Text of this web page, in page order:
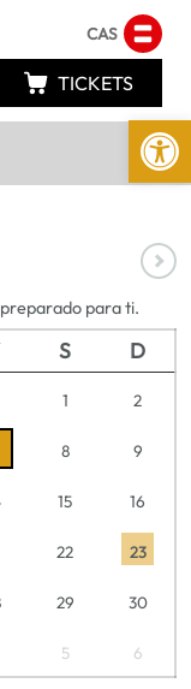
Abrir
CAS
TICKETS
para ti.
S D
1 2
8 9
15 16
22 23
29 30
5 6